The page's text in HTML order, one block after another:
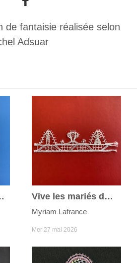
de fantaisie réalisée selon
Adsuar
Vive les mariés du joli mois de mai
Myriam Lafrance
Mer 27 mai 2026